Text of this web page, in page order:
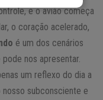
e o avião começa
o coração acelerado,
é um dos cenários
nos apresentar.
um reflexo do dia a
subconsciente e